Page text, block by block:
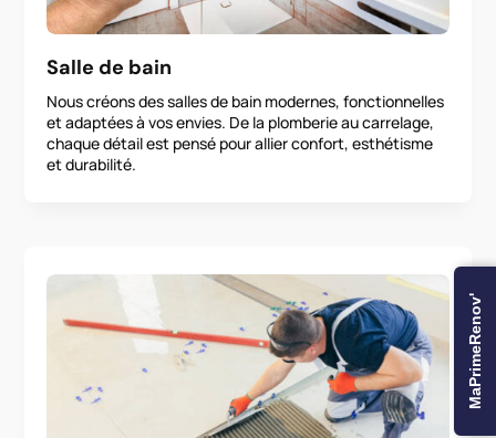
Salle de bain
Nous créons des salles de bain modernes, fonctionnelles
et adaptées à vos envies. De la plomberie au carrelage,
chaque détail est pensé pour allier confort, esthétisme
et durabilité.
MaPrimeRenov'